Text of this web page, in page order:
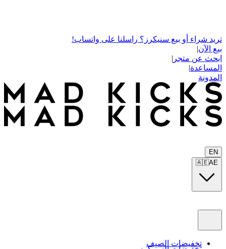
تريد شراء أو بيع سنيكرز؟ راسلنا على واتساب!
بيع الآن|
ابحث عن متجر |
المساعدة|
المدونة
EN
🇦🇪AE
تخفيضات الصيف